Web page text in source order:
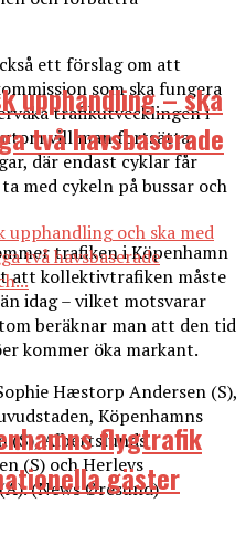
ett förslag om att
som ska fungera
trafikutvecklingen i
vill man fortsätta
där endast cyklar får
med cykeln på bussar och
trafiken i Köpenhamn
att kollektivtrafiken måste
idag – vilket motsvarar
beräknar man att den tid
kommer öka markant.
Hæstorp Andersen (S),
Köpenhamns
(S), Albertslunds
(S) och Herlevs
(News Øresund)
upphandling – ska
två havsbaserade
och ska med
två havsbaserade
flygtrafik
gäster